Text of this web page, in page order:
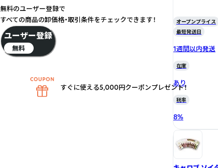
オープンプライス
最短発送日
1週間以内発送
在庫
あり
税率
8%
無料のユーザー登録で
すべての商品の卸価格・取引条件をチェックできます！
ユーザー登録
無料
すぐに使える5,000円クーポンプレゼント！